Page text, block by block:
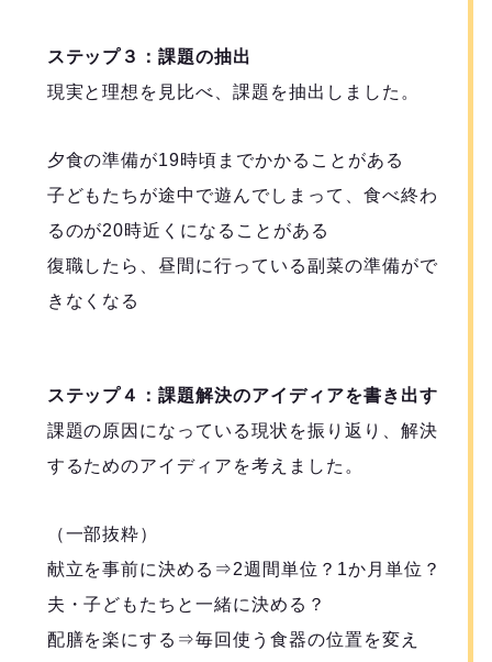
ステップ３：課題の抽出
現実と理想を見比べ、課題を抽出しました。
夕食の準備が19時頃までかかることがある
子どもたちが途中で遊んでしまって、食べ終わ
るのが20時近くになることがある
復職したら、昼間に行っている副菜の準備がで
きなくなる
ステップ４：課題解決のアイディアを書き出す
課題の原因になっている現状を振り返り、解決
するためのアイディアを考えました。
（一部抜粋）
献立を事前に決める⇒2週間単位？1か月単位？
夫・子どもたちと一緒に決める？
配膳を楽にする⇒毎回使う食器の位置を変え